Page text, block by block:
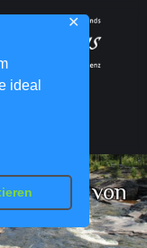
ideal
✕
von